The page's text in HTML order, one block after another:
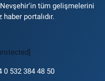
Nevşehir'in tüm gelişmelerini
portalıdır.
0 532 384 48 50